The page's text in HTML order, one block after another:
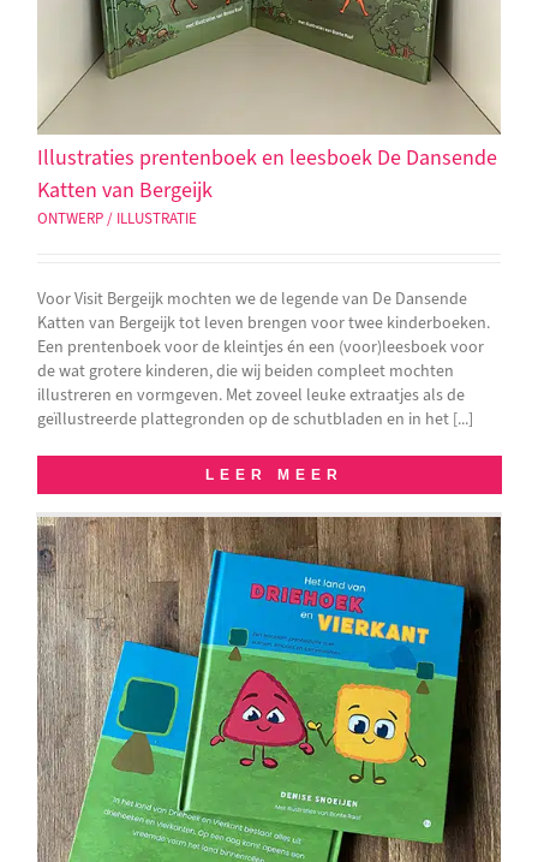
Illustraties prentenboek en leesboek De Dansende
Katten van Bergeijk
ONTWERP / ILLUSTRATIE
Voor Visit Bergeijk mochten we de legende van De Dansende
Katten van Bergeijk tot leven brengen voor twee kinderboeken.
Een prentenboek voor de kleintjes én een (voor)leesboek voor
de wat grotere kinderen, die wij beiden compleet mochten
illustreren en vormgeven. Met zoveel leuke extraatjes als de
geïllustreerde plattegronden op de schutbladen en in het [...]
LEER MEER